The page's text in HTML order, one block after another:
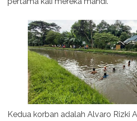
Kedua korban adalah Alvaro Rizki